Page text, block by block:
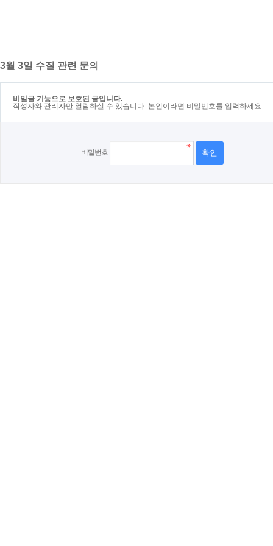
3월 3일 수질 관련 문의
비밀글 기능으로 보호된 글입니다.
작성자와 관리자만 열람하실 수 있습니다. 본인이라면 비밀번호를 입력하세요.
비밀번호